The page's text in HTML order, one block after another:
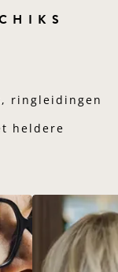
ringleidingen
heldere